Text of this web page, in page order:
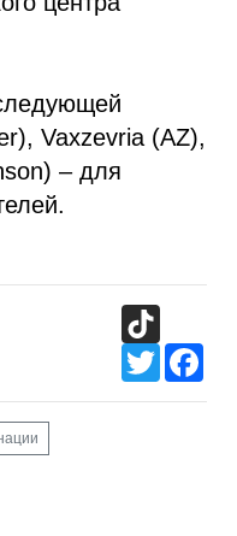
Vaxzevria (AZ),
– для
Twitter